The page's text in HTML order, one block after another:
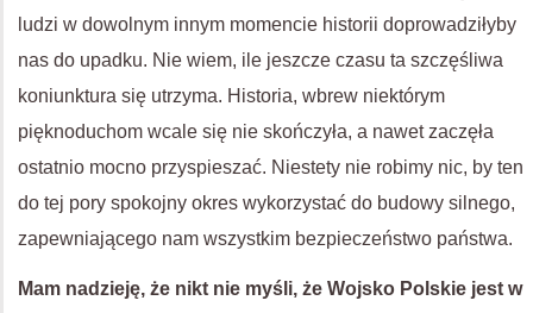
ludzi w dowolnym innym momencie historii doprowadziłyby
nas do upadku. Nie wiem, ile jeszcze czasu ta szczęśliwa
koniunktura się utrzyma. Historia, wbrew niektórym
pięknoduchom wcale się nie skończyła, a nawet zaczęła
ostatnio mocno przyspieszać. Niestety nie robimy nic, by ten
do tej pory spokojny okres wykorzystać do budowy silnego,
zapewniającego nam wszystkim bezpieczeństwo państwa.
Mam nadzieję, że nikt nie myśli, że Wojsko Polskie jest w